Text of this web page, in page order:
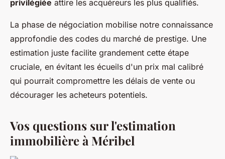
privilégiée attire les acquéreurs les plus qualifiés.
La phase de négociation mobilise notre connaissance
approfondie des codes du marché de prestige. Une
estimation juste facilite grandement cette étape
cruciale, en évitant les écueils d'un prix mal calibré
qui pourrait compromettre les délais de vente ou
décourager les acheteurs potentiels.
Vos questions sur l'estimation
immobilière à Méribel